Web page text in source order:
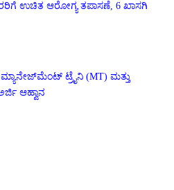
ಉಚಿತ ಆರೋಗ್ಯ ತಪಾಸಣೆ, 6 ಖಾಸಗಿ
ಮ್ಯಾನೇಜ್‌ಮೆಂಟ್ ಟ್ರೈನಿ (MT) ಮತ್ತು
ಆಹ್ವಾನ